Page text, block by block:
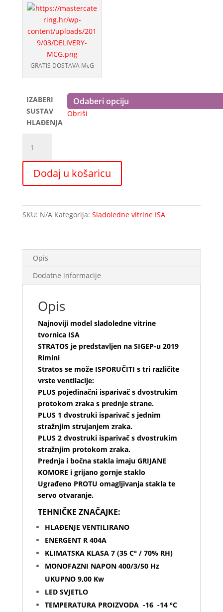
GRATIS DOSTAVA McG
IZABERI
SUSTAV
HLAĐENJA
Obriši
sladoledna
vitrina
STRATOS
220
1
količina
Dodaj u košaricu
SKU: N/A Kategorija: Sladoledne vitrine ISA
Opis
Dodatne informacije
Opis
Najnoviji model sladoledne vitrine
tvornica ISA
STRATOS je predstavljen na SIGEP-u 2019
Rimini
Stratos se može ISPORUČITI s tri različite
vrste ventilacije:
PLUS pojedinačni isparivač s dvostrukim
protokom zraka s prednje strane.
PLUS 1 dvostruki isparivač s jednim
stražnjim strujanjem zraka.
PLUS 2 dvostruki isparivač s dvostrukim
stražnjim protokom zraka.
Prednja i bočna stakla imaju GRIJANE
KOMORE i grijano gornje staklo
Ugrađeno PROTU omagljivanja stakla te
servo otvaranje.
TEHNIČKE ZNAČAJKE:
HLAĐENJE VENTILIRANO
ENERGENT R 404A
KLIMATSKA KLASA 7 (35 C° / 70% RH)
MONOFAZNI NAPON 400/3/50 Hz
UKUPNO 9,00 Kw
LED SVJETLO
TEMPERATURA PROIZVODA -16 -14 °C